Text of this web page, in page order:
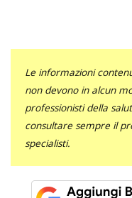
Le informazioni
non devono in alcun
professionisti della
consultare sempre il
specialisti.